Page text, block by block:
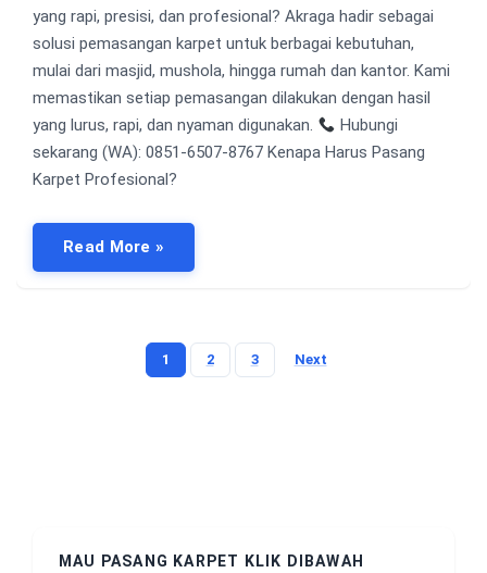
yang rapi, presisi, dan profesional? Akraga hadir sebagai
solusi pemasangan karpet untuk berbagai kebutuhan,
mulai dari masjid, mushola, hingga rumah dan kantor. Kami
memastikan setiap pemasangan dilakukan dengan hasil
yang lurus, rapi, dan nyaman digunakan.
Hubungi
sekarang (WA): 0851-6507-8767 Kenapa Harus Pasang
Karpet Profesional?
Read More »
1 2 3 Next
MAU PASANG KARPET KLIK DIBAWAH